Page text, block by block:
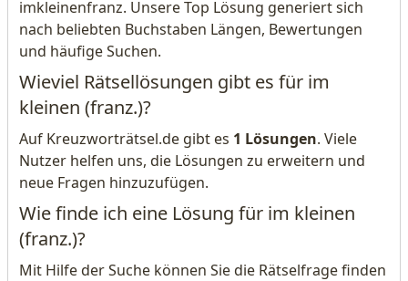
imkleinenfranz. Unsere Top Lösung generiert sich
nach beliebten Buchstaben Längen, Bewertungen
und häufige Suchen.
Wieviel Rätsellösungen gibt es für im
kleinen (franz.)?
Auf Kreuzworträtsel.de gibt es 1 Lösungen. Viele
Nutzer helfen uns, die Lösungen zu erweitern und
neue Fragen hinzuzufügen.
Wie finde ich eine Lösung für im kleinen
(franz.)?
Mit Hilfe der Suche können Sie die Rätselfrage finden